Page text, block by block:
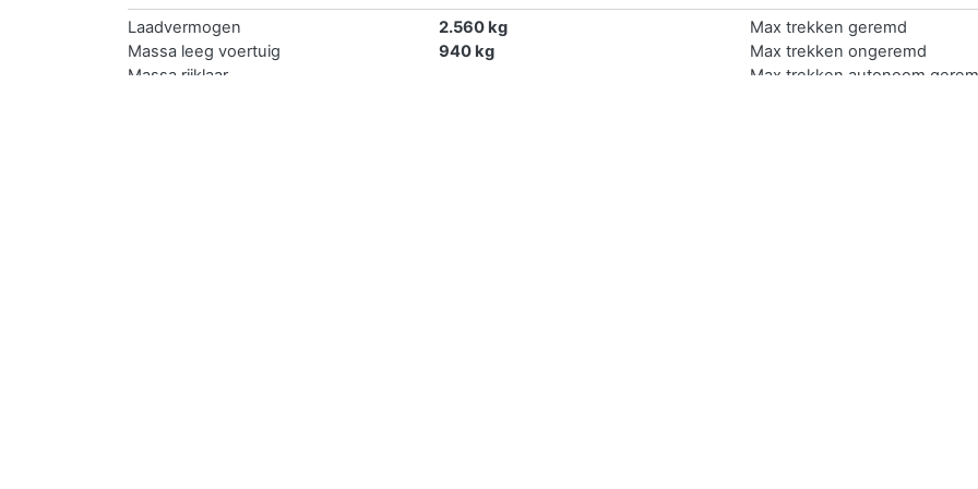
Laadvermogen
2.560 kg
Massa leeg voertuig
940 kg
Massa rijklaar
Max trekken geremd
Max trekken ongeremd
Max trekken autonoom